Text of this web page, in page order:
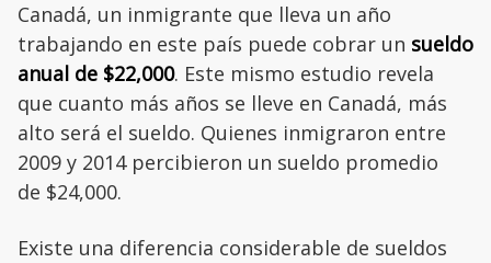
Canadá, un inmigrante que lleva un año
trabajando en este país puede cobrar un sueldo
anual de $22,000. Este mismo estudio revela
que cuanto más años se lleve en Canadá, más
alto será el sueldo. Quienes inmigraron entre
2009 y 2014 percibieron un sueldo promedio
de $24,000.
Existe una diferencia considerable de sueldos